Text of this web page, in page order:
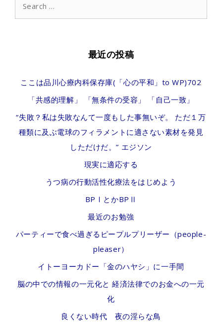
最近の投稿
ここは品川心療内科保存庫(「心の平和」to WP)702
「共感的理解」 「無条件の受容」 「自己一致」
“失敗？私は失敗なんて一度もした事無いぞ。 ただ１万
種類に及ぶ電球のフィラメントに適さない素材を発見
しただけだ。” エジソン
現実に適応する
うつ病の行動活性化療法をはじめよう
BPⅠとかBPⅡ
最近のお勉強
パーティーで食べ過ぎるピープルプリーザー（people-
pleaser）
イトーヨーカドー「金のハヤシ」に一手間
脳の中での情報の一元化と 経済法律でのお金への一元
化
良くない時代 夜の淫らな鳥